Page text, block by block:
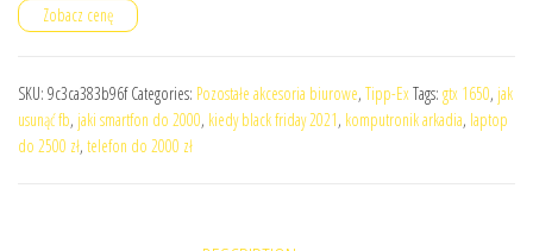
Zobacz cenę
SKU: 9c3ca383b96f Categories: Pozostałe akcesoria biurowe, Tipp-Ex Tags: gtx 1650, jak
usunąć fb, jaki smartfon do 2000, kiedy black friday 2021, komputronik arkadia, laptop
do 2500 zł, telefon do 2000 zł